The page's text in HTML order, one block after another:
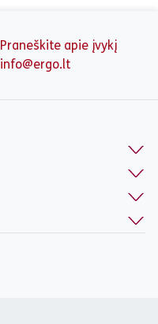
Praneškite apie įvykį
info@ergo.lt